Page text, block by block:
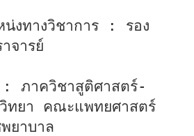
งทางวิชาการ : รอง
จารย์
ภาควิชาสูติศาสตร์-
วิทยา คณะแพทยศาสตร์
ยาบาล